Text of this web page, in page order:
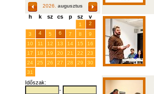
2026. augusztus
h k sz cs p sz v
1
2
3
4 5 6 7 8
9
10
11 12 13 14 15
16
17
18 19 20 21 22
23
24
25 26 27 28 29
30
31
Időszak:
-